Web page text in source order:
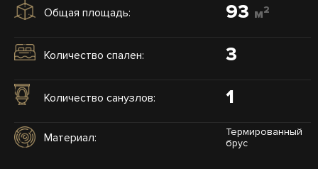
Общая площадь: 93 м2
Количество спален: 3
Количество санузлов: 1
Материал:
Термированный
брус